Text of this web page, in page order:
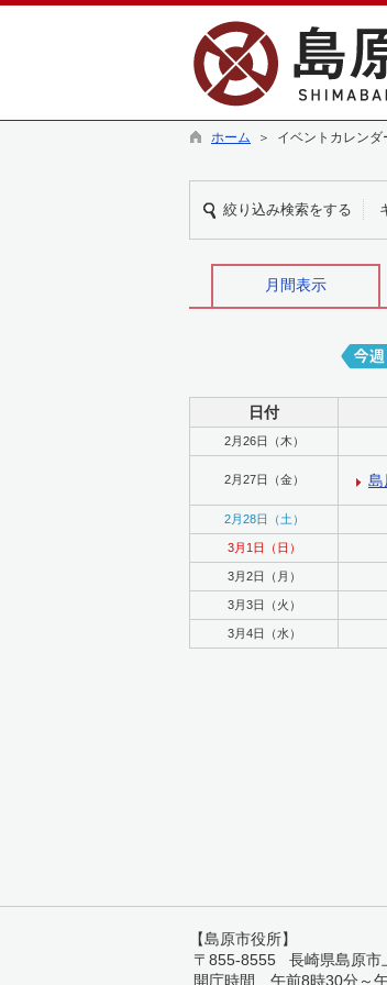
ホーム ＞ イベントカレンダ
絞り込み検索をする
月間表示
日付
2月26日（木）
2月27日（金） 島
2月28日（土）
3月1日（日）
3月2日（月）
3月3日（火）
3月4日（水）
【島原市役所】
〒855-8555 長崎県島原
開庁時間 午前8時30分～